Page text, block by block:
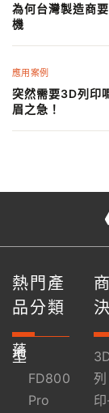
為何台灣製造商
機
應用案例
突然需要3D列印
眉之急！
熱門產
品分類
落
地
型
FD800
Pro
列